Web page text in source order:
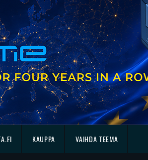
KAUPPA VAIHDA TEEMA